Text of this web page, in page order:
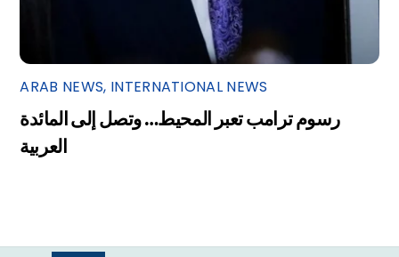
ARAB NEWS, INTERNATIONAL NEWS
رسوم ترامب تعبر المحيط… وتصل إلى المائدة
العربية